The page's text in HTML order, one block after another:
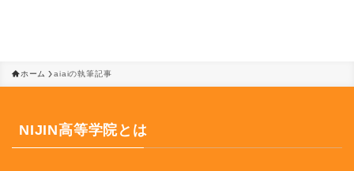
ホーム aiaiの執筆記事
NIJIN高等学院とは